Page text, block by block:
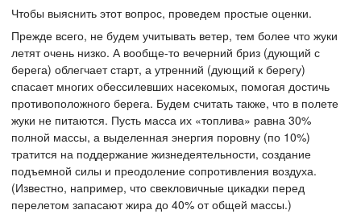
Чтобы выяснить этот вопрос, проведем простые оценки.
Прежде всего, не будем учитывать ветер, тем более что жуки
летят очень низко. А вообще-то вечерний бриз (дующий с
берега) облегчает старт, а утренний (дующий к берегу)
спасает многих обессилевших насекомых, помогая достичь
противоположного берега. Будем считать также, что в полете
жуки не питаются. Пусть масса их «топлива» равна 30%
полной массы, а выделенная энергия поровну (по 10%)
тратится на поддержание жизнедеятельности, создание
подъемной силы и преодоление сопротивления воздуха.
(Известно, например, что свекловичные цикадки перед
перелетом запасают жира до 40% от общей массы.)